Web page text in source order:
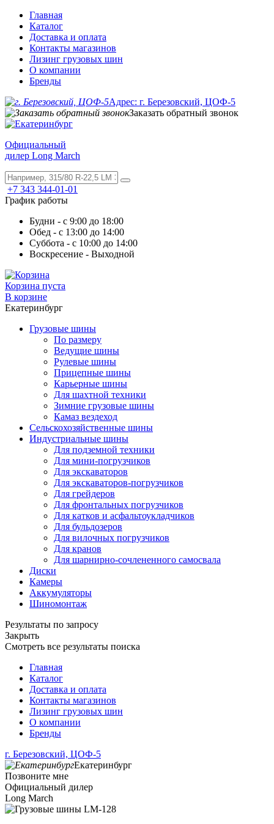
Главная
Каталог
Доставка и оплата
Контакты магазинов
Лизинг грузовых шин
О компании
Бренды
Адрес: г. Березовский, ЦОФ-5
Заказать обратный звонок
Официальный
дилер Long March
+7 343 344-01-01
График работы
Будни - с 9:00 до 18:00
Обед - с 13:00 до 14:00
Суббота - с 10:00 до 14:00
Воскресение - Выходной
Корзина пуста
В корзине
Екатеринбург
Грузовые шины
По размеру
Ведущие шины
Рулевые шины
Прицепные шины
Карьерные шины
Для шахтной техники
Зимние грузовые шины
Камаз вездеход
Сельскохозяйственные шины
Индустриальные шины
Для подземной техники
Для мини-погрузчиков
Для экскаваторов
Для экскаваторов-погрузчиков
Для грейдеров
Для фронтальных погрузчиков
Для катков и асфальтоукладчиков
Для бульдозеров
Для вилочных погрузчиков
Для кранов
Для шарнирно-сочлененного самосвала
Диски
Камеры
Аккумуляторы
Шиномонтаж
Результаты по запросу
Закрыть
Смотреть все результаты поиска
Главная
Каталог
Доставка и оплата
Контакты магазинов
Лизинг грузовых шин
О компании
Бренды
г. Березовский, ЦОФ-5
Екатеринбург
Позвоните мне
Официальный дилер
Long March